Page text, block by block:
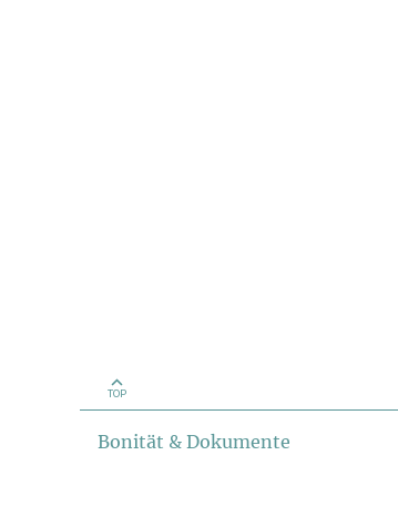
TOP
Bonität & Dokumente